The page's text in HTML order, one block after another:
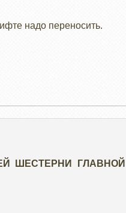
надо переносить.
ШЕСТЕРНИ